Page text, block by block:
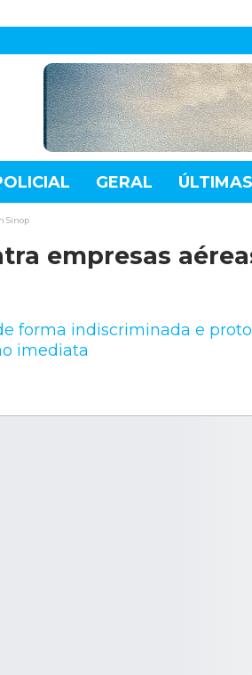
GERAL
Sinop
empresas
forma indiscriminada e
imediata